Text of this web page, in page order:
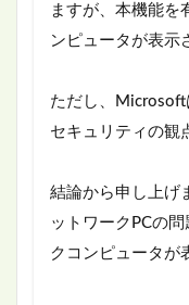
ますが、本機能を
ンピュータが表示
ただし、Microsoft
セキュリティの観
結論から申し上げ
ットワークPCの
クコンピュータが